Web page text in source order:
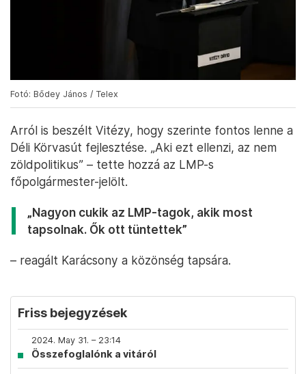
Fotó: Bődey János / Telex
Arról is beszélt Vitézy, hogy szerinte fontos lenne a
Déli Körvasút fejlesztése. „Aki ezt ellenzi, az nem
zöldpolitikus” – tette hozzá az LMP-s
főpolgármester-jelölt.
„Nagyon cukik az LMP-tagok, akik most
tapsolnak. Ők ott tüntettek”
– reagált Karácsony a közönség tapsára.
Friss bejegyzések
2024. May 31. – 23:14
Összefoglalónk a vitáról